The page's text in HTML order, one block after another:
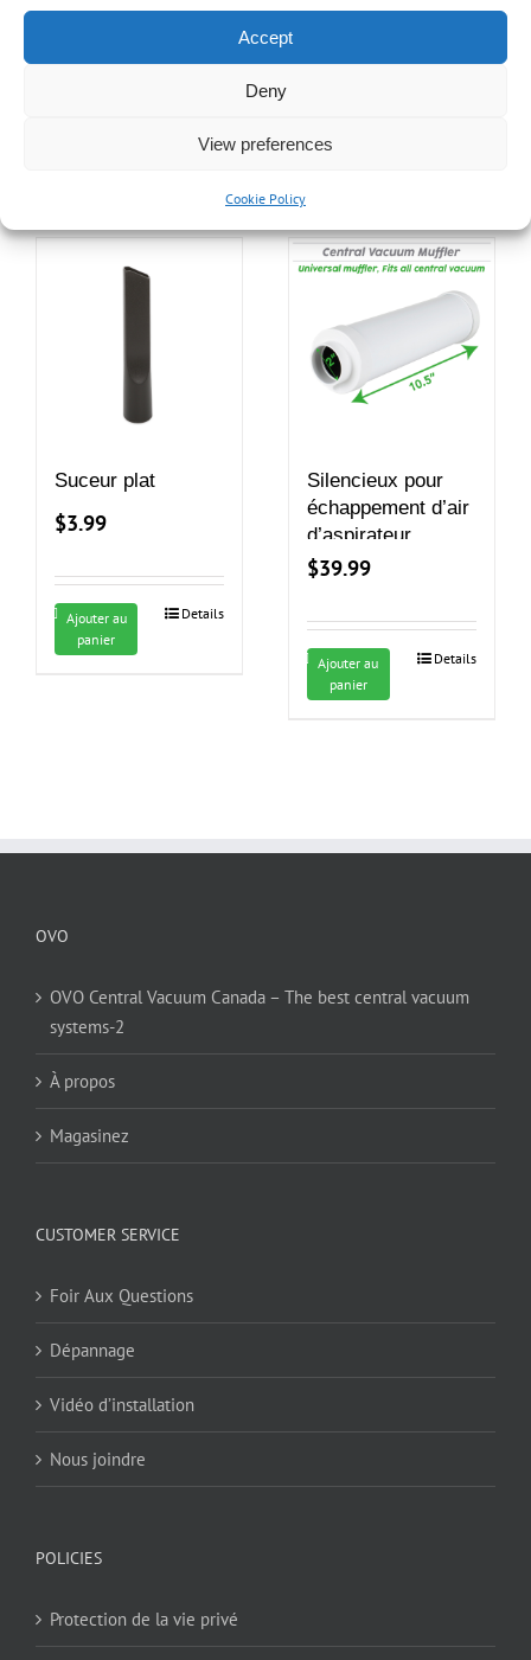
Accept
Deny
View preferences
Cookie Policy
$28.99
$24.99
Ajouter au
Suceur plat
$3.99
Ajouter au
panier
Details
Silencieux pour
échappement d’air
d’aspirateur
central
$39.99
Ajouter au
panier
Details
OVO
OVO Central Vacuum Canada – The best central vacuum
systems-2
À propos
Magasinez
CUSTOMER SERVICE
Foir Aux Questions
Dépannage
Vidéo d’installation
Nous joindre
POLICIES
Protection de la vie privé